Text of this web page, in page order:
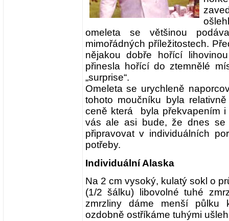
omeleta se většinou
mimořádných příležitostech.
nějakou dobře hořící
přinesla hořící do ztemnělé
„surprise“.
Omeleta se urychleně
tohoto moučníku byla
ceně která byla překvapením i
vás ale asi bude, že dnes se
připravovat v individuálních
potřeby.
Individuální Alaska
Na 2 cm vysoký, kulatý sokl o
(1/2 šálku) libovolné tuhé
zmrzliny dáme menší půlku
ozdobně ostříkáme tuhými